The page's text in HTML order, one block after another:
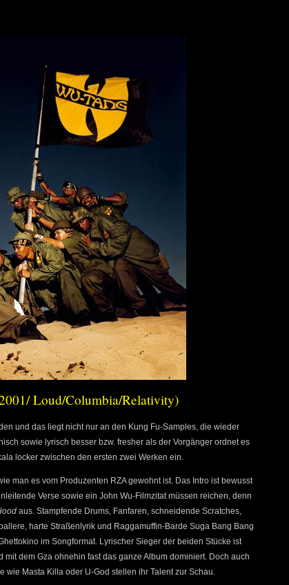
Loud/Columbia/Relativity)
und das liegt nicht nur an den Kung Fu-Samples, die wieder
sowie lyrisch besser bzw. fresher als der Vorgänger ordnet es
locker zwischen den ersten zwei Werken ein.
man es vom Produzenten RZA gewohnt ist. Das Intro ist bewusst
Verse sowie ein John Wu-Filmzitat müssen reichen, denn
aus. Stampfende Drums, Fanfaren, schneidende Scratches,
harte Straßenlyrik und Raggamuffin-Barde Suga Bang Bang
im Songformat. Lyrischer Sieger der beiden Stücke ist
dem Gza ohnehin fast das ganze Album dominiert. Doch auch
wie Masta Killa oder U-God stellen ihr Talent zur Schau.